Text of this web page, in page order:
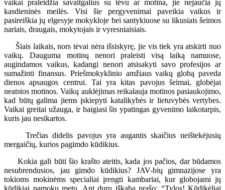
vaikai praleidžia savaitgalius su tėvu ar motina, jie nejaučia jų
kasdieninės meilės. Visi šie pergyvenimai paveikia vaikus ir
pasireiškia jų elgesyje mokykloje bei santykiuose su likusiais šeimos
nariais, draugais, mokytojais ir vyresniaisiais.
Šiais laikais, nors tėvai nėra išsiskyrę, jie vis tiek yra atskirti nuo
vaikų. Dauguma motinų nenori praleisti visą laiką namuose,
augindamos vaikus, kadangi nenori atsisakyti savo profesijos ar
sumažinti finansus. Priešmokyklinio amžiaus vaikų globą paveda
dienos apsaugos centrui. Tai yra kitas pavojus šeimai, globėjai
neatstos motinos. Vaikų auklėjimas reikalauja motinos pasiaukojimo,
kad būtų galima jiems įskiepyti katalikybės ir lietuvybės vertybes.
Vaikai greitai užauga, ir baigiasi šis ypatingas gyvenimo laikotarpis,
kuris jau nesikartos.
Trečias didelis pavojus yra augantis skaičius neištekėjusių
mergaičių, kurios pagimdo kūdikius.
Kokia gali būti šio krašto ateitis, kada jos pačios, dar būdamos
nesubrendusios, jau gimdo kūdikius? JAV-bių gimnazijose yra
tokioms mokinėms specialiai įrengti kambariai, kur globojami jų
kūdikiai pamokų metu. Ant durų iškaba prašo: “Tylos! Kūdikėliai